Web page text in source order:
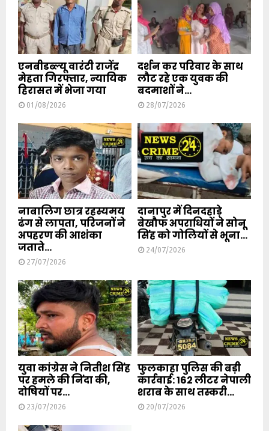
एनबीडब्ल्यू वारंटी राजेंद्र
मेहता गिरफ्तार, न्यायिक
हिरासत में भेजा गया
01/08/2026
दर्शन कर परिवार के साथ
लौट रहे एक युवक की
बदमाशों ने...
28/07/2026
नाबालिग छात्र रहस्यमय
ढंग से लापता, परिजनों ने
अपहरण की आशंका
जताते...
27/07/2026
दानापुर में दिनदहाड़े
बेखौफ अपराधियों ने सोनू
सिंह को गोलियों से भूना...
24/07/2026
युवा कांग्रेस ने नितीश सिंह
पर हमले की निंदा की,
दोषियों पर...
23/07/2026
फुलकाहा पुलिस की बड़ी
कार्रवाई: 162 लीटर नेपाली
शराब के साथ तस्करी...
20/07/2026